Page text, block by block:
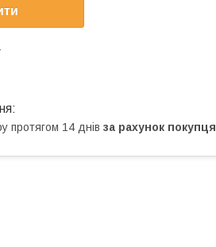
протягом 14 днів за рахунок покупця